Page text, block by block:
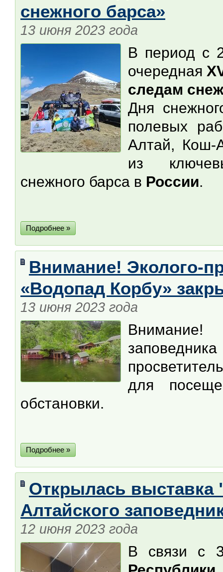
снежного барса»
13 июня 2023 года
В период с
очередная
следам
Дня
полевых
Алтай, Кош-
из
снежного барса в России.
Подробнее »
Внимание! Эколого-
«Водопад Корбу»
13 июня 2023 года
для
обстановки.
Подробнее »
Открылась выставка
Алтайского
12 июня 2023 года
В связи с